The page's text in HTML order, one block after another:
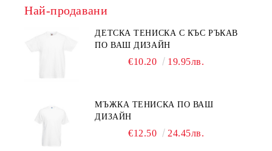
Най-продавани
ДЕТСКА ТЕНИСКА С КЪС РЪКАВ
ПО ВАШ ДИЗАЙН
€10.20 19.95лв.
МЪЖКА ТЕНИСКА ПО ВАШ
ДИЗАЙН
€12.50 24.45лв.